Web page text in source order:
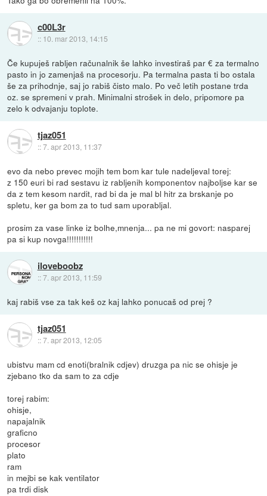
c00L3r
:: 10. mar 2013, 14:15
Če kupuješ rabljen računalnik še lahko investiraš par € za termalno
pasto in jo zamenjaš na procesorju. Pa termalna pasta ti bo ostala
še za prihodnje, saj jo rabiš čisto malo. Po več letih postane trda
oz. se spremeni v prah. Minimalni strošek in delo, pripomore pa
zelo k odvajanju toplote.
tjaz051
::7. apr 2013, 11:37
evo da nebo prevec mojih tem bom kar tule nadeljeval torej:
z 150 euri bi rad sestavu iz rabljenih komponentov najboljse kar se
da z tem kesom nardit, rad bi da je mal bl hitr za brskanje po
spletu, ker ga bom za to tud sam uporabljal.
prosim za vase linke iz bolhe,mnenja... pa ne mi govort: nasparej
pa si kup novga!!!!!!!!!!!
iloveboobz
::7. apr 2013, 11:59
kaj rabiš vse za tak keš oz kaj lahko ponucaš od prej ?
tjaz051
::7. apr 2013, 12:05
ubistvu mam cd enoti(bralnik cdjev) druzga pa nic se ohisje je
zjebano tko da sam to za cdje
torej rabim:
ohisje,
napajalnik
graficno
procesor
plato
ram
in mejbi se kak ventilator
pa trdi disk